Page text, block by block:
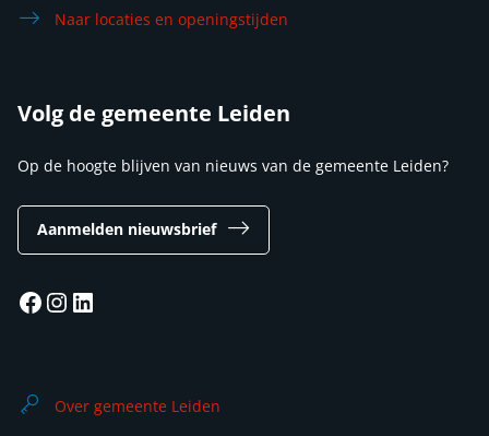
Naar locaties en openingstijden
Volg de gemeente Leiden
Op de hoogte blijven van nieuws van de gemeente Leiden?
Aanmelden nieuwsbrief
Facebook
Instagram
LinkedIn
Over gemeente Leiden